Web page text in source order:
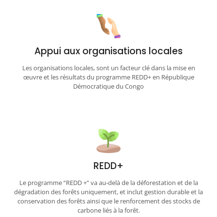
Appui aux organisations locales
Les organisations locales, sont un facteur clé dans la mise en
œuvre et les résultats du programme REDD+ en République
Démocratique du Congo
REDD+
Le programme “REDD +” va au-delà de la déforestation et de la
dégradation des forêts uniquement, et inclut gestion durable et la
conservation des forêts ainsi que le renforcement des stocks de
carbone liés à la forêt.